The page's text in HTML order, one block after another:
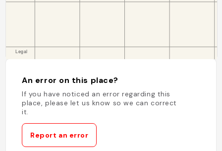
An error on this place?
If you have noticed an error regarding this
place, please let us know so we can correct
it.
Report an error